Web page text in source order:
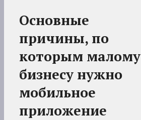
Основные
причины, по
которым малому
бизнесу нужно
мобильное
приложение